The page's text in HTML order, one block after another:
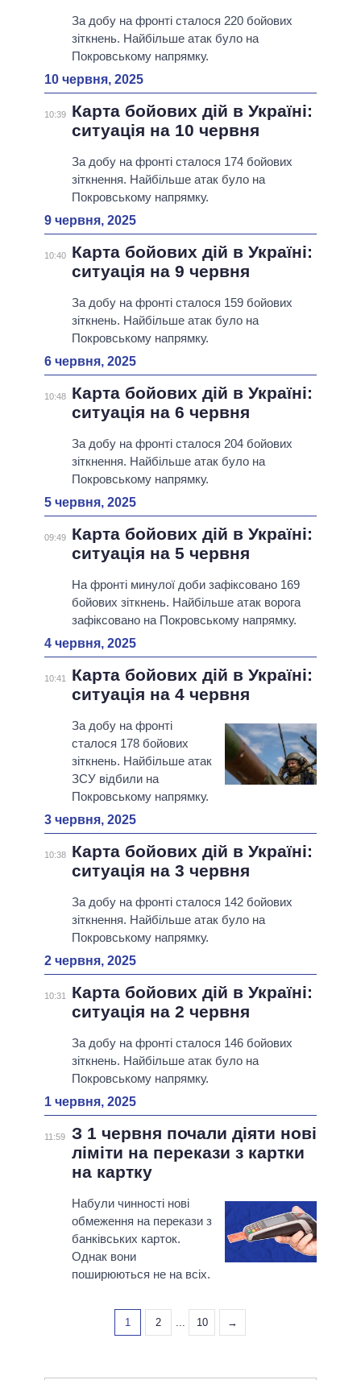
За добу на фронті сталося 220 бойових
зіткнень. Найбільше атак було на
Покровському напрямку.
10 червня, 2025
10:39
Карта бойових дій в Україні:
ситуація на 10 червня
За добу на фронті сталося 174 бойових
зіткнення. Найбільше атак було на
Покровському напрямку.
9 червня, 2025
10:40
Карта бойових дій в Україні:
ситуація на 9 червня
За добу на фронті сталося 159 бойових
зіткнень. Найбільше атак було на
Покровському напрямку.
6 червня, 2025
10:48
Карта бойових дій в Україні:
ситуація на 6 червня
За добу на фронті сталося 204 бойових
зіткнення. Найбільше атак було на
Покровському напрямку.
5 червня, 2025
09:49
Карта бойових дій в Україні:
ситуація на 5 червня
На фронті минулої доби зафіксовано 169
бойових зіткнень. Найбільше атак ворога
зафіксовано на Покровському напрямку.
4 червня, 2025
10:41
Карта бойових дій в Україні:
ситуація на 4 червня
За добу на фронті
сталося 178 бойових
зіткнень. Найбільше атак
ЗСУ відбили на
Покровському напрямку.
3 червня, 2025
10:38
Карта бойових дій в Україні:
ситуація на 3 червня
За добу на фронті сталося 142 бойових
зіткнення. Найбільше атак було на
Покровському напрямку.
2 червня, 2025
10:31
Карта бойових дій в Україні:
ситуація на 2 червня
За добу на фронті сталося 146 бойових
зіткнень. Найбільше атак було на
Покровському напрямку.
1 червня, 2025
11:59
З 1 червня почали діяти нові
ліміти на перекази з картки
на картку
Набули чинності нові
обмеження на перекази з
банківських карток.
Однак вони
поширюються не на всіх.
1 2 ... 10 →